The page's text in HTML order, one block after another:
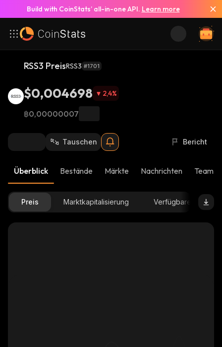
Build with CoinStats’ all-in-one API. Learn more
RSS3 PreisRSS3 #1701
$0,004698 2,4%
฿0,00000007
Tauschen Bericht
Überblick Bestände Märkte Nachrichten Team-
Preis Marktkapitalisierung Verfügbare Menge